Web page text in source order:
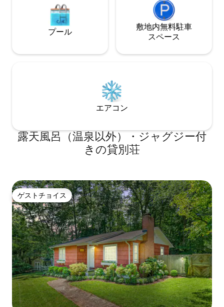
プール
敷地内無料駐⁠車
ス⁠ペ⁠ー⁠ス
エアコン
露天風呂（温泉以外）・ジャグジー付
きの貸別荘
ゲストチョイス
ゲストチョイス